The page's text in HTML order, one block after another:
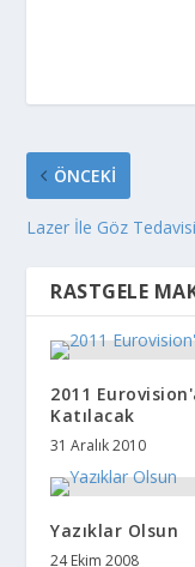
ÖNCEKI
Lazer İle Göz Tedavisi
RASTGELE
2011
Katılacak
31 Aralık 2010
Yazıklar Olsun
24 Ekim 2008